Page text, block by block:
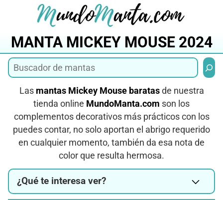
MANTA MICKEY MOUSE 2024
Las mantas Mickey Mouse baratasde nuestra
tienda online MundoManta.com son los
complementos decorativos más prácticos con los
puedes contar, no solo aportan el abrigo requerido
en cualquier momento, también da esa nota de
color que resulta hermosa.
¿Qué te interesa ver?